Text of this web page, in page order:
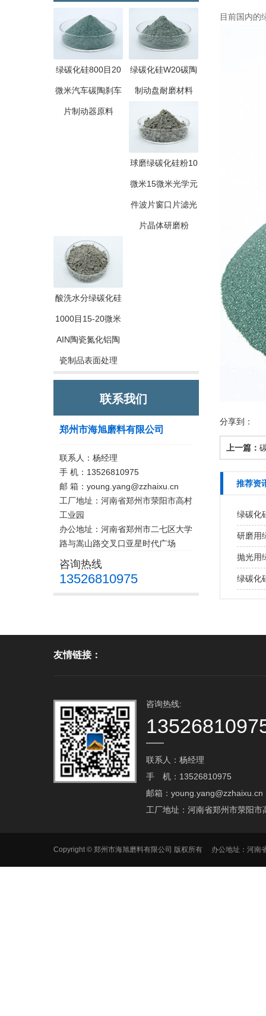
绿碳化硅800目20
微米汽车碳陶刹车
片制动器原料
绿碳化硅W20碳陶
制动盘耐磨材料
球磨绿碳化硅粉10
微米15微米光学元
件波片窗口片滤光
片晶体研磨粉
酸洗水分绿碳化硅
1000目15-20微米
AIN陶瓷氮化铝陶
瓷制品表面处理
联系我们
郑州市海旭磨料有限公司
联系人：杨经理
手 机：13526810975
邮 箱：young.yang@zzhaixu.cn
工厂地址：河南省郑州市荥阳市高村
工业园
办公地址：河南省郑州市二七区大学
路与嵩山路交叉口亚星时代广场
咨询热线
13526810975
目前国内的
分享到：
上一篇：
推荐资
绿碳化
研磨用
抛光用
绿碳化
友情链接：
咨询热线:
联系人：杨经理
手 机：13526810975
邮箱：young.yang@zzhaixu.cn
工厂地址：河南省郑州市荥阳市
Copyright © 郑州市海旭磨料有限公司 版权所有 办公地址：河